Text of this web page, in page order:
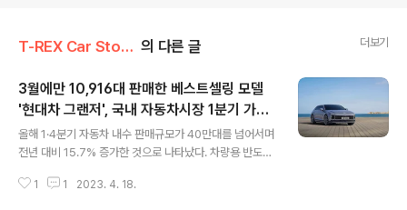
T-REX Car Story/Car 시장&업계이야기 의 다른 글 더보기
3월에만 10,916대 판매한 베스트셀링 모델
'현대차 그랜저', 국내 자동차시장 1분기 가장
많이 팔렸다
올해 1·4분기 자동차 내수 판매규모가 40만대를 넘어서며
전년 대비 15.7% 증가한 것으로 나타났다. 차량용 반도체
영향으로 분석된다. 올해 들어 가장 많이 팔린 자동차는 현
1 1 2023. 4. 18.